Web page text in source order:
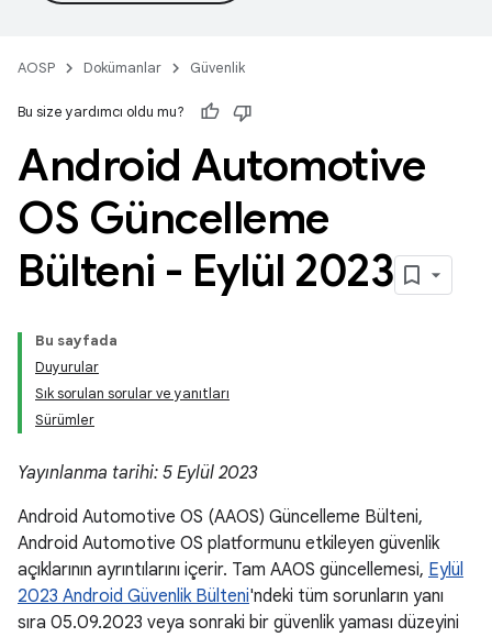
AOSP Dokümanlar Güvenlik
Bu size yardımcı oldu mu?
Android Automotive
OS Güncelleme
Bülteni - Eylül 2023
Bu sayfada
Duyurular
Sık sorulan sorular ve yanıtları
Sürümler
Yayınlanma tarihi: 5 Eylül 2023
Android Automotive OS (AAOS) Güncelleme Bülteni,
Android Automotive OS platformunu etkileyen güvenlik
açıklarının ayrıntılarını içerir. Tam AAOS güncellemesi, Eylül
2023 Android Güvenlik Bülteni'ndeki tüm sorunların yanı
sıra 05.09.2023 veya sonraki bir güvenlik yaması düzeyini